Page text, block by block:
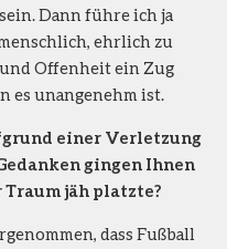
Dann führe ich ja
ehrlich zu
Offenheit ein Zug
es unangenehm ist.
einer Verletzung
gingen Ihnen
Traum jäh platzte?
dass Fußball